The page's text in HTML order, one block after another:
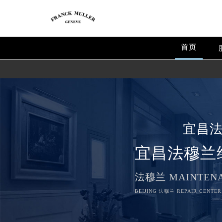
首页
宜昌
宜昌法穆兰
法穆兰
BEIJING 法穆兰 REPAIR